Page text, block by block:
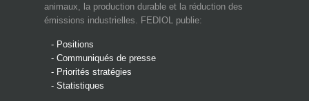
animaux, la production durable et la réduction des
émissions industrielles. FEDIOL publie:
- Positions
- Communiqués de presse
- Priorités stratégies
- Statistiques